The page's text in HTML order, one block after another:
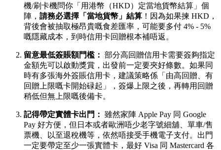
機/刷卡機問你「用港幣（HKD）定當地貨幣結算」個
陣， 請務必選擇「當地貨幣」結算 ！因為如果揀 HKD，
背後會被抽取極昂貴嘅食差匯率，可能要多付 4% - 5%
嘅隱藏成本，到時信用卡回贈根本補唔返。
留意最低簽賬額門檻： 部分高回贈信用卡需要簽夠指定
金額先可以啟動獎賞，出發前一定要夾好條數。如果同
時有多張海外簽賬信用卡，建議策略係「由高回贈、有
回贈上限嘅卡開始碌起」，簽爆上限之後，再轉用回贈
稍低但無上限嘅後備卡。
記得帶定實體卡出門： 雖然家陣 Apple Pay 同 Google
Pay 好方便，但日本或者歐洲唔少老字號細舖、單車/售
票機、以至退稅機等，依然唔接受手機電子支付。出門
一定要帶定至少一張實體卡，最好 Visa 同 Mastercard 各